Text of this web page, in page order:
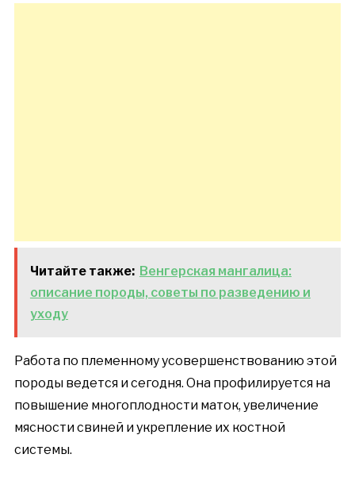
Читайте также: Венгерская мангалица:
описание породы, советы по разведению и
уходу
Работа по племенному усовершенствованию этой
породы ведется и сегодня. Она профилируется на
повышение многоплодности маток, увеличение
мясности свиней и укрепление их костной
системы.